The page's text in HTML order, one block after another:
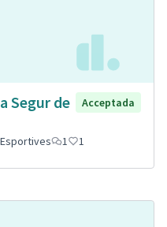
Segur de
Acceptada
1 1